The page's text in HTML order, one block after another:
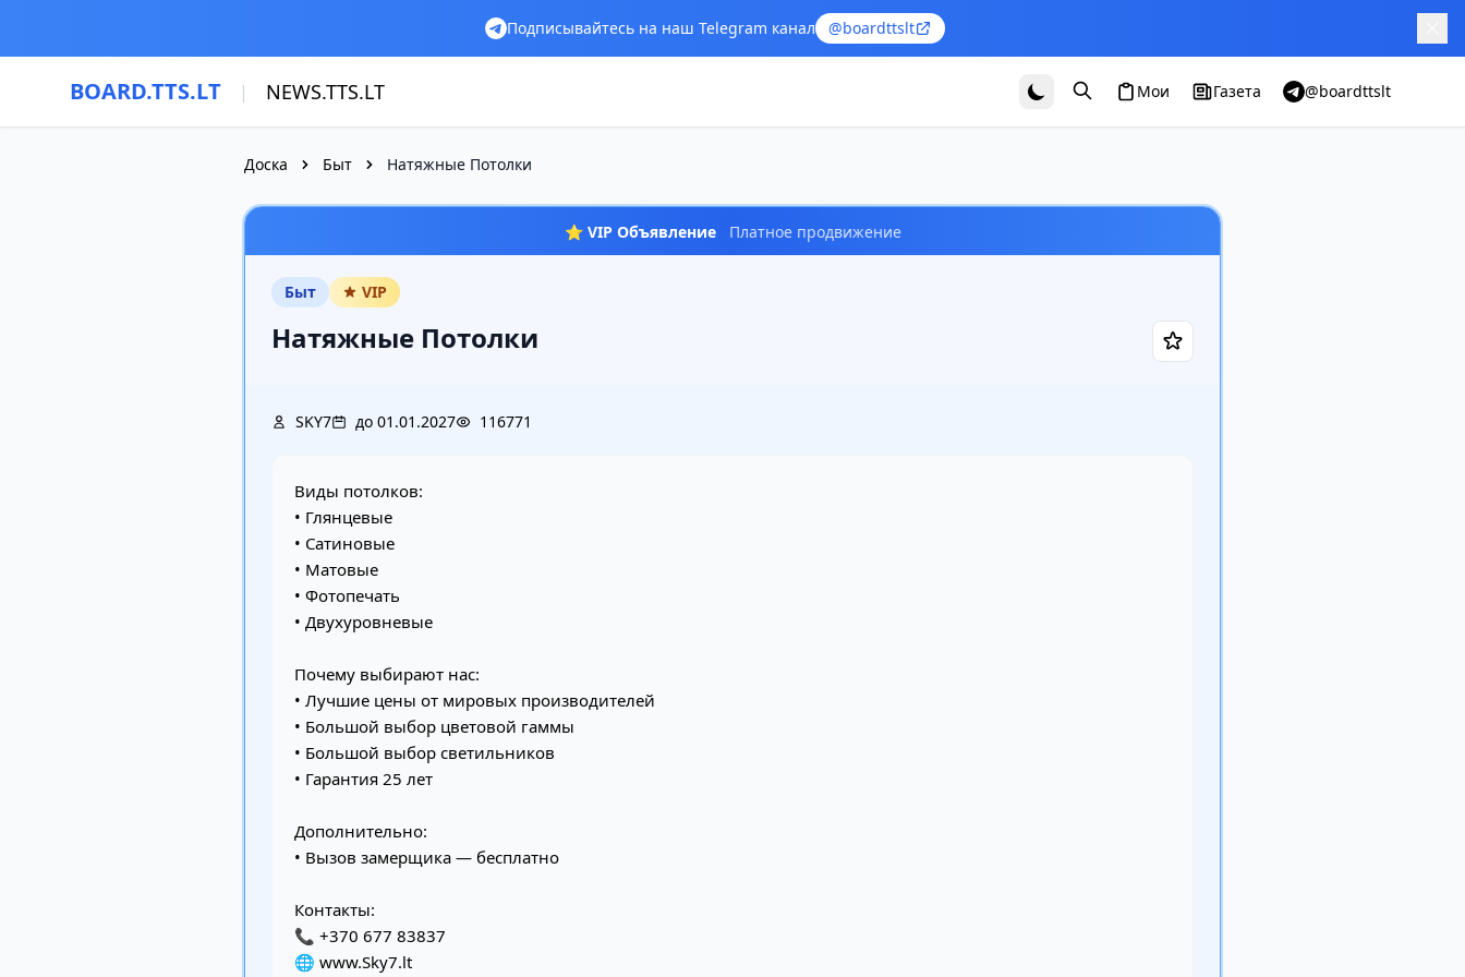
Подписывайтесь на наш Telegram канал @boardttslt
BOARD.TTS.LT | NEWS.TTS.LT Мои Газета @boardttslt
Доска Быт Натяжные Потолки
⭐ VIP Объявление Платное продвижение
Быт VIP
Натяжные Потолки
SKY7 до 01.01.2027 116771
Виды потолков:
• Глянцевые
• Сатиновые
• Матовые
• Фотопечать
• Двухуровневые
Почему выбирают нас:
• Лучшие цены от мировых производителей
• Большой выбор цветовой гаммы
• Большой выбор светильников
• Гарантия 25 лет
Дополнительно:
• Вызов замерщика — бесплатно
Контакты:
📞 +370 677 83837
🌐 www.Sky7.lt